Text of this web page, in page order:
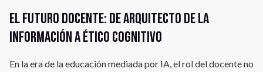
El futuro docente: de arquitecto de la
información a ético cognitivo
En la era de la educación mediada por IA, el rol del docente no